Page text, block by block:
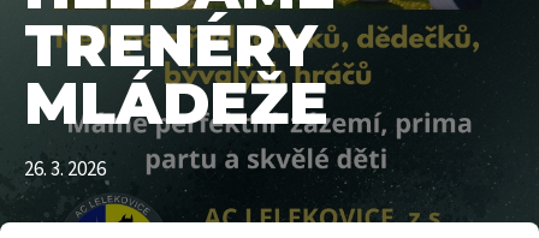
TRENÉRY
MLÁDEŽE
26. 3. 2026